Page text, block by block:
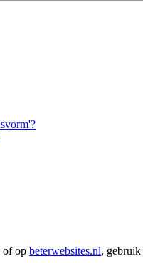
of op beterwebsites.nl, gebruik